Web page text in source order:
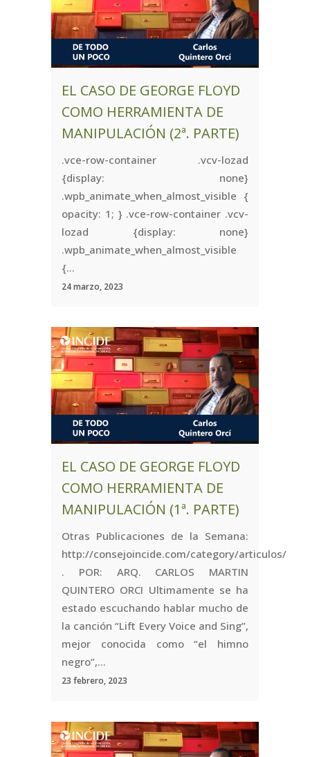
EL CASO DE GEORGE FLOYD
COMO HERRAMIENTA DE
MANIPULACIÓN (2ª. PARTE)
.vce-row-container .vcv-lozad
{display: none}
.wpb_animate_when_almost_visible {
opacity: 1; } .vce-row-container .vcv-
lozad {display: none}
.wpb_animate_when_almost_visible
{...
24 marzo, 2023
EL CASO DE GEORGE FLOYD
COMO HERRAMIENTA DE
MANIPULACIÓN (1ª. PARTE)
Otras Publicaciones de la Semana:
http://consejoincide.com/category/articulos/
. POR: ARQ. CARLOS MARTIN
QUINTERO ORCI Ultimamente se ha
estado escuchando hablar mucho de
la canción “Lift Every Voice and Sing”,
mejor conocida como “el himno
negro”,...
23 febrero, 2023